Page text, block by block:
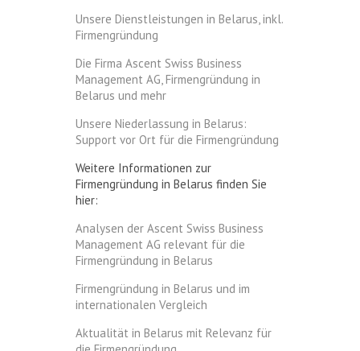
Unsere Dienstleistungen in Belarus, inkl.
Firmengründung
Die Firma Ascent Swiss Business
Management AG, Firmengründung in
Belarus und mehr
Unsere Niederlassung in Belarus:
Support vor Ort für die Firmengründung
Weitere Informationen zur
Firmengründung in Belarus finden Sie
hier:
Analysen der Ascent Swiss Business
Management AG relevant für die
Firmengründung in Belarus
Firmengründung in Belarus und im
internationalen Vergleich
Aktualität in Belarus mit Relevanz für